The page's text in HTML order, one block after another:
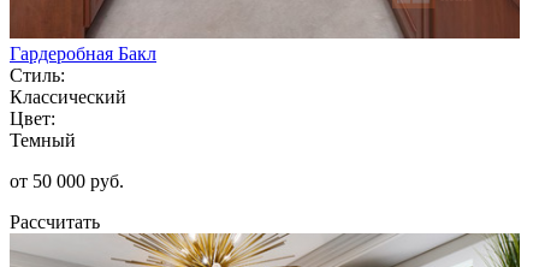
Гардеробная Бакл
Стиль:
Классический
Цвет:
Темный
от 50 000 руб.
Рассчитать